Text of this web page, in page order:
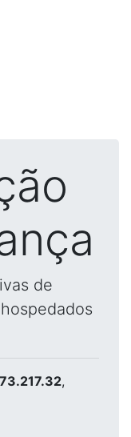
de
,